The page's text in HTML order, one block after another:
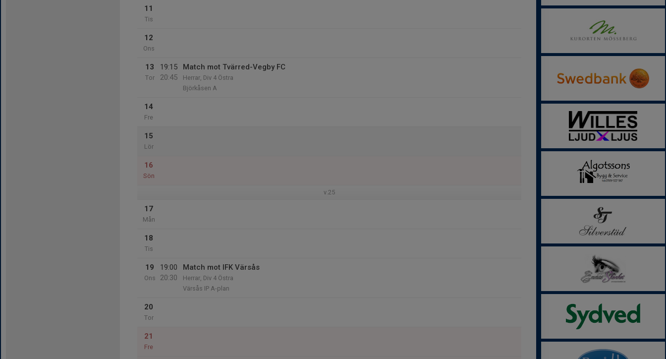
11
Tis
12
Ons
13
Tor
19:15
20:45
Match mot Tvärred-Vegby FC
Herrar, Div 4 Östra
Björkåsen A
14
Fre
15
Lör
16
Sön
v.25
17
Mån
18
Tis
19
Ons
19:00
20:30
Match mot IFK Värsås
Herrar, Div 4 Östra
Värsås IP A-plan
20
Tor
21
Fre